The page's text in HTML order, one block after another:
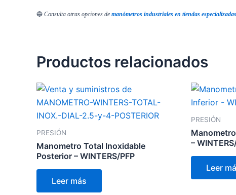
🔵 Consulta otras opciones de manómetros industriales en tiendas especializadas
Productos relacionados
PRESIÓN
Manometro Total Inoxidable
Posterior – WINTERS/PFP
Leer más
PRESIÓN
–
Leer